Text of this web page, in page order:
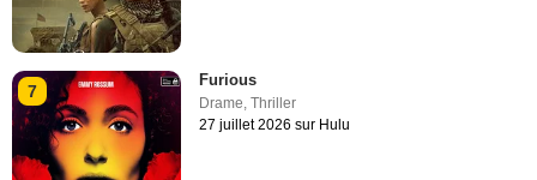
7
Furious
Drame ,Thriller
27 juillet 2026 sur Hulu